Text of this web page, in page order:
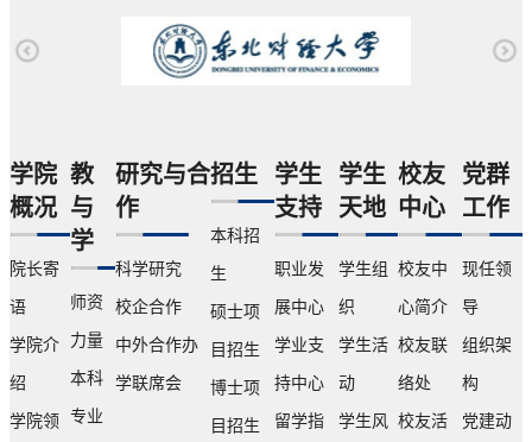
学院
概况
院长寄
语
学院介
绍
学院领
教
与
学
师资
力量
本科
专业
研究与合
作
科学研究
校企合作
中外合作办
学联席会
招生
本科招
生
硕士项
目招生
博士项
目招生
学生
支持
职业发
展中心
学业支
持中心
留学指
学生
天地
学生组
织
学生活
动
学生风
校友
中心
校友中
心简介
校友联
络处
校友活
党群
工作
现任领
导
组织架
构
党建动